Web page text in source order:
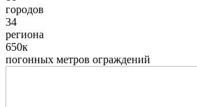
городов
34
региона
650к
погонных метров ограждений